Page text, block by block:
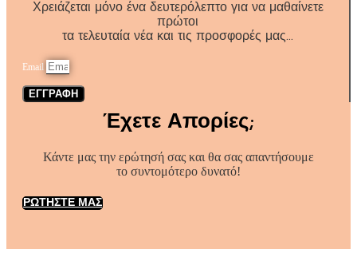
Χρειάζεται μόνο ένα δευτερόλεπτο για να μαθαίνετε
πρώτοι
τα τελευταία νέα και τις προσφορές μας…
Email
ΕΓΓΡΑΦΗ
Έχετε Απορίες;
Κάντε μας την ερώτησή σας και θα σας απαντήσουμε
το συντομότερο δυνατό!
ΡΩΤΗΣΤΕ ΜΑΣ